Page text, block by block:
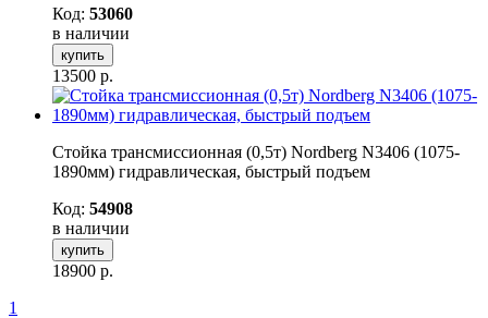
Код: 53060
в наличии
купить
13500 р.
Стойка трансмиссионная (0,5т) Nordberg N3406 (1075-
1890мм) гидравлическая, быстрый подъем
Код: 54908
в наличии
купить
18900 р.
1